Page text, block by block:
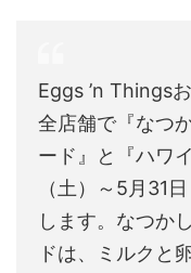
Eggs ’n Things
全店舗で『なつ
ード』と『ハワ
（土）～5月31
します。なつか
ドは、ミルクと